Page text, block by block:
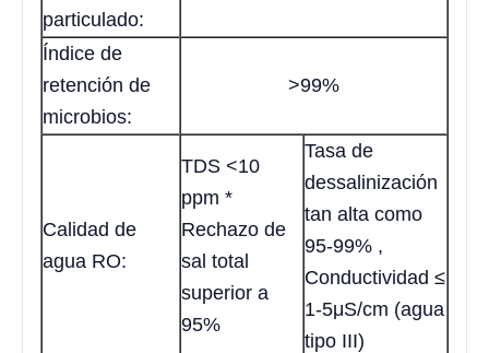
particulado:
Índice de
retención de
microbios:
>99%
Calidad de
agua RO:
TDS <10
ppm *
Rechazo de
sal total
superior a
95%
Tasa de
dessalinización
tan alta como
95-99% ,
Conductividad ≤
1-5μS/cm (agua
tipo III)